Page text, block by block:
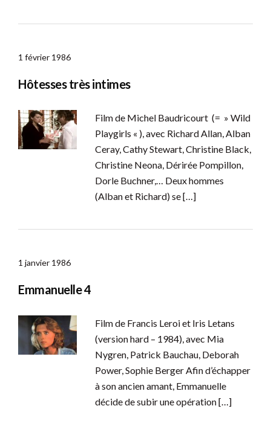
1 février 1986
Hôtesses très intimes
Film de Michel Baudricourt (= » Wild
Playgirls « ), avec Richard Allan, Alban
Ceray, Cathy Stewart, Christine Black,
Christine Neona, Dérirée Pompillon,
Dorle Buchner,… Deux hommes
(Alban et Richard) se […]
1 janvier 1986
Emmanuelle 4
Film de Francis Leroi et Iris Letans
(version hard – 1984), avec Mia
Nygren, Patrick Bauchau, Deborah
Power, Sophie Berger Afin d’échapper
à son ancien amant, Emmanuelle
décide de subir une opération […]